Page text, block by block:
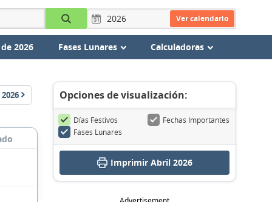
Ver calendario
2026 Fases Lunares Calculadoras
2026 Opciones de visualización:
Días Festivos
Fechas Importantes
Fases Lunares
Imprimir Abril 2026